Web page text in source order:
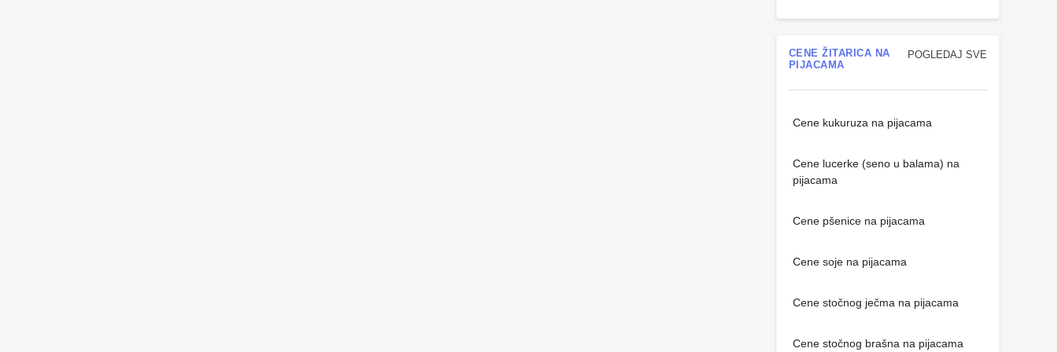
POGLEDAJ SVE
CENE ŽITARICA NA
PIJACAMA
Cene kukuruza na pijacama
Cene lucerke (seno u balama) na
pijacama
Cene pšenice na pijacama
Cene soje na pijacama
Cene stočnog ječma na pijacama
Cene stočnog brašna na pijacama